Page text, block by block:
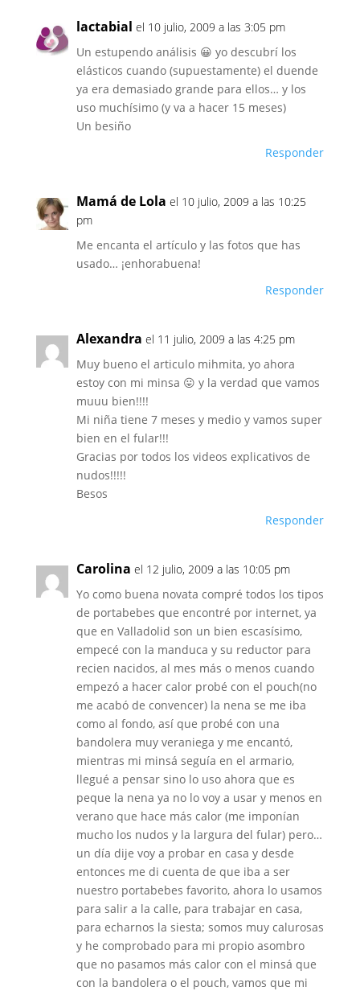
lactabial el 10 julio, 2009 a las 3:05 pm
Un estupendo análisis 😀 yo descubrí los
elásticos cuando (supuestamente) el duende
ya era demasiado grande para ellos… y los
uso muchísimo (y va a hacer 15 meses)
Un besiño
Responder
Mamá de Lola el 10 julio, 2009 a las 10:25
pm
Me encanta el artículo y las fotos que has
usado… ¡enhorabuena!
Responder
Alexandra el 11 julio, 2009 a las 4:25 pm
Muy bueno el articulo mihmita, yo ahora
estoy con mi minsa 😛 y la verdad que vamos
muuu bien!!!!
Mi niña tiene 7 meses y medio y vamos super
bien en el fular!!!
Gracias por todos los videos explicativos de
nudos!!!!!
Besos
Responder
Carolina el 12 julio, 2009 a las 10:05 pm
Yo como buena novata compré todos los tipos
de portabebes que encontré por internet, ya
que en Valladolid son un bien escasísimo,
empecé con la manduca y su reductor para
recien nacidos, al mes más o menos cuando
empezó a hacer calor probé con el pouch(no
me acabó de convencer) la nena se me iba
como al fondo, así que probé con una
bandolera muy veraniega y me encantó,
mientras mi minsá seguía en el armario,
llegué a pensar sino lo uso ahora que es
peque la nena ya no lo voy a usar y menos en
verano que hace más calor (me imponían
mucho los nudos y la largura del fular) pero…
un día dije voy a probar en casa y desde
entonces me di cuenta de que iba a ser
nuestro portabebes favorito, ahora lo usamos
para salir a la calle, para trabajar en casa,
para echarnos la siesta; somos muy calurosas
y he comprobado para mi propio asombro
que no pasamos más calor con el minsá que
con la bandolera o el pouch, vamos que mi